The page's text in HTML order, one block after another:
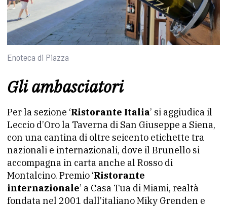
Enoteca di Piazza
Gli ambasciatori
Per la sezione ‘Ristorante Italia’ si aggiudica il
Leccio d’Oro la Taverna di San Giuseppe a Siena,
con una cantina di oltre seicento etichette tra
nazionali e internazionali, dove il Brunello si
accompagna in carta anche al Rosso di
Montalcino. Premio ‘Ristorante
internazionale’ a Casa Tua di Miami, realtà
fondata nel 2001 dall’italiano Miky Grenden e